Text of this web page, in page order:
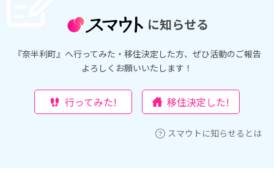
に知らせる
『奈半利町』へ行ってみた・移住決定した方、ぜひ活動のご報告
よろしくお願いいたします！
行ってみた! 移住決定した!
スマウトに知らせるとは